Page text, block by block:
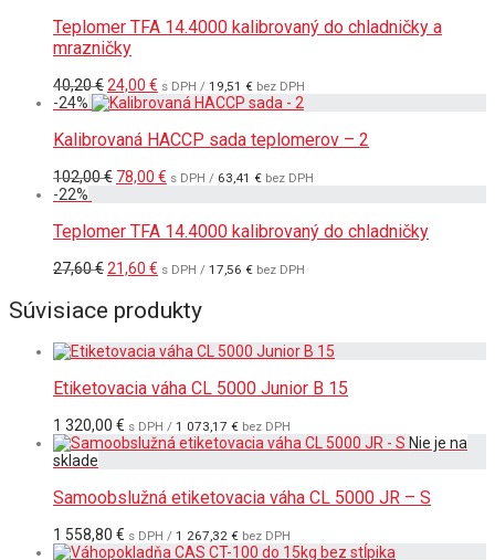
Teplomer TFA 14.4000 kalibrovaný do chladničky a
mrazničky
40,20€Pôvodná
cena
40,20 €.
24,00 € Aktuálna
cena
24,00 €.
s DPH / 19,51 € bez DPH
-24%
Kalibrovaná HACCP sada teplomerov – 2
102,00€ Pôvodná
102,00 €.
78,00 € Aktuálna
78,00 €.
s DPH / 63,41 € bez DPH
-22%
Teplomer TFA 14.4000 kalibrovaný do chladničky
27,60€Pôvodná
bola:
27,60 €.
21,60 € Aktuálna
je:
21,60 €.
s DPH / 17,56 € bez DPH
Súvisiace produkty
Etiketovacia váha CL 5000 Junior B 15
1 320,00 € s DPH / 1 073,17 € bez DPH
Samoobslužná etiketovacia váha CL 5000 JR – S
1 558,80 € s DPH / 1 267,32 € bez DPH